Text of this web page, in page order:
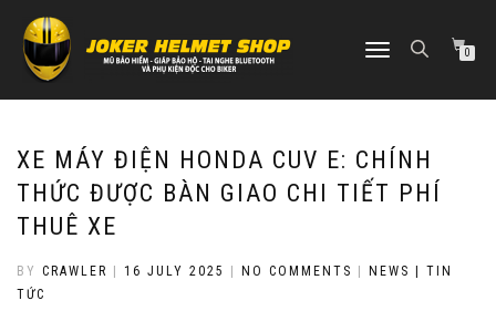
TOGGLE
0
XE MÁY ĐIỆN HONDA CUV E: CHÍNH
THỨC ĐƯỢC BÀN GIAO CHI TIẾT PHÍ
THUÊ XE
BY CRAWLER 16 JULY 2025 NO COMMENTS
NEWS | TIN
TỨC